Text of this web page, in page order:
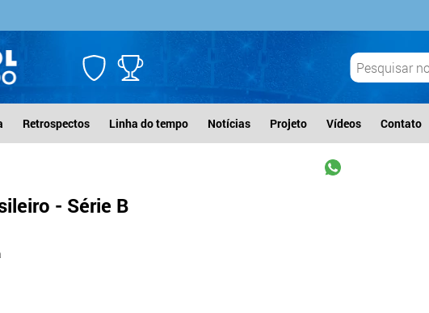
Retrospectos Linha do tempo Notícias Projeto Vídeos Contato
- Série B